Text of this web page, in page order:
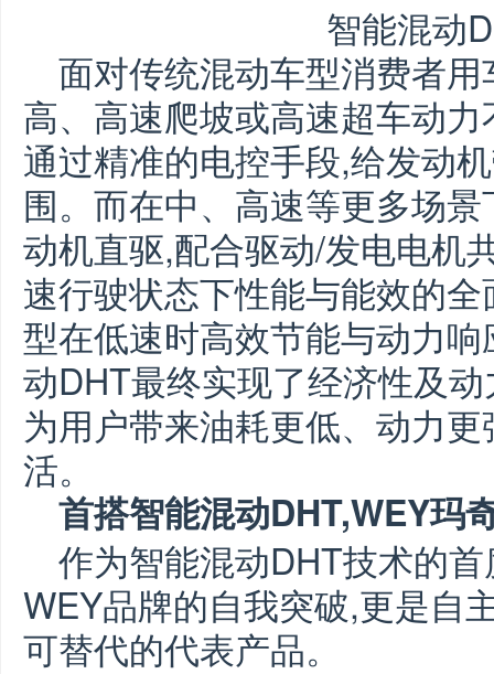
智能混动
面对传统混动车型消费者
高、高速爬坡或高速超车动
通过精准的电控手段,给发动
围。而在中、高速等更多场
动机直驱,配合驱动/发电电机
速行驶状态下性能与能效的
型在低速时高效节能与动力
动DHT最终实现了经济性及
为用户带来油耗更低、动力
活。
首搭智能混动DHT,WEY玛
作为智能混动DHT技术的
WEY品牌的自我突破,更是自
可替代的代表产品。